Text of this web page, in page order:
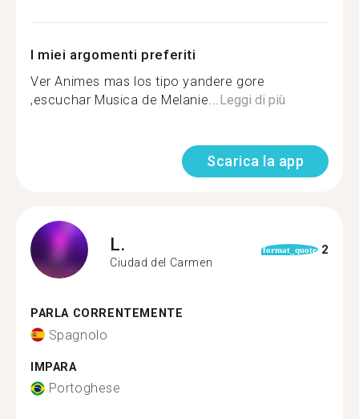
I miei argomenti preferiti
Ver Animes mas los tipo yandere gore
,escuchar Musica de Melanie...Leggi di più
Scarica la app
L.
Ciudad del Carmen
format_quote 2
PARLA CORRENTEMENTE
Spagnolo
IMPARA
Portoghese